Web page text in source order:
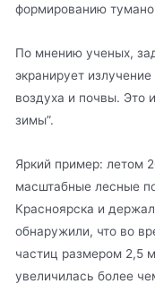
формированию
По мнению ученых,
экранирует
воздуха и почвы. Это
зимы”.
Яркий пример: летом
масштабные лесные
Красноярска и
обнаружили, что во
частиц размером 2,5
увеличилась более